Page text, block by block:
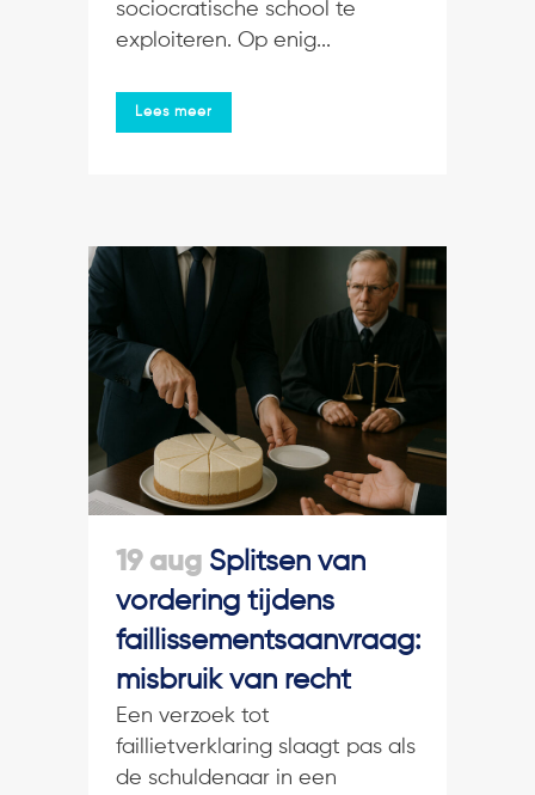
sociocratische school te
exploiteren. Op enig...
Lees meer
19 aug Splitsen van
vordering tijdens
faillissementsaanvraag:
misbruik van recht
Een verzoek tot
faillietverklaring slaagt pas als
de schuldenaar in een